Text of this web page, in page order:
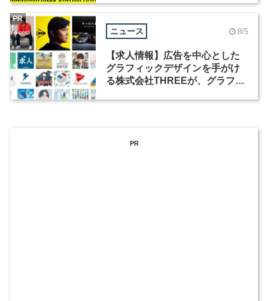
ニュース 8/5
【求人情報】広告を中心とした
グラフィックデザインを手がけ
る株式会社THREEが、グラフィ
PR
PR